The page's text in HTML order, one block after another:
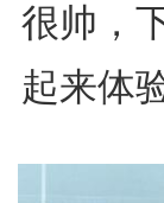
很帅，
起来体